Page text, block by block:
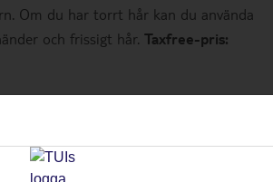
Om du har torrt hår kan du använda
och frissigt hår. Taxfree-pris:
och hålla naglarna korta. Kittet
Taxfree-pris: 149:-